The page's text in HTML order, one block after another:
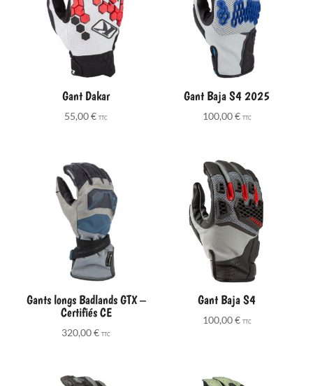
Gant Dakar
55,00€ TTC
Gant Baja S4 2025
100,00€ TTC
Gants longs Badlands GTX –
Certifiés CE
320,00€ TTC
Gant Baja S4
100,00€ TTC